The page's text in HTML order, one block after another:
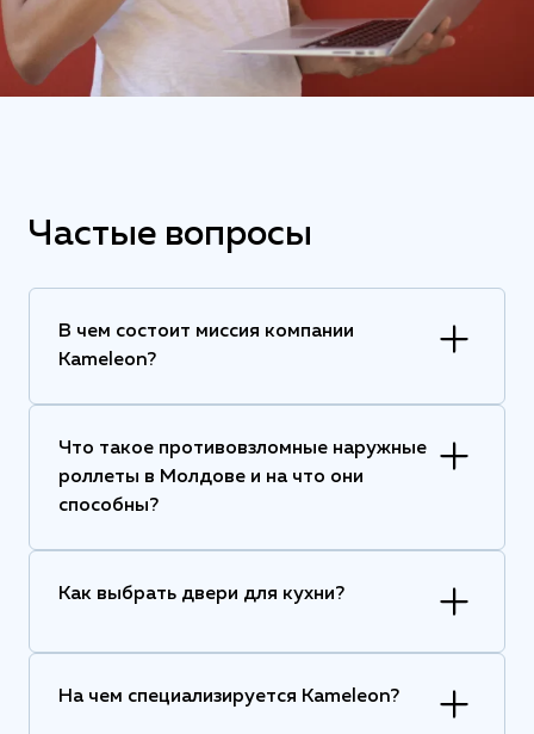
Частые вопросы
В чем состоит миссия компании
Kameleon?
Что такое противовзломные наружные
роллеты в Молдове и на что они
способны?
Как выбрать двери для кухни?
На чем специализируется Kameleon?